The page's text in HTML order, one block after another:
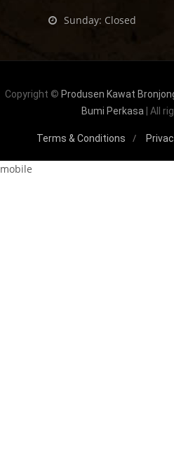
Sunday: Closed
Copyright © Produsen Kawat
Bumi Perkasa | All
Terms & Conditions